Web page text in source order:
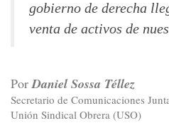
gobierno de derecha
venta de activos de
PorDaniel Sossa Téllez
Secretario de Comunicaciones
Unión Sindical Obrera (USO)